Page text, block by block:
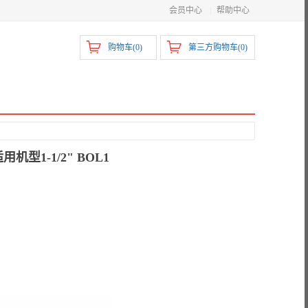
会员中心 帮助中心
第三方购物车(0)
购物车(0)
机型1-1/2" BOL1